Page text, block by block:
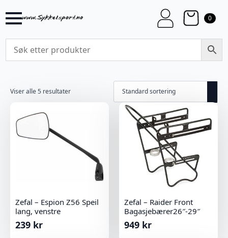
0
Viser alle 5 resultater
Zefal – Espion Z56 Speil
lang, venstre
239 kr
Zefal – Raider Front
Bagasjebærer26″-29″
949 kr